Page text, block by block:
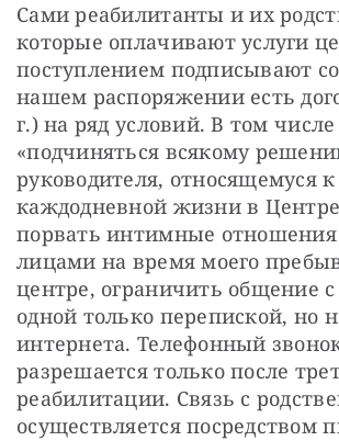
Сами реабилитанты и их
которые оплачивают услуги
поступлением подписывают
нашем распоряжении есть
г.) на ряд условий. В том числе
«подчиняться всякому
руководителя, относящемуся к
каждодневной жизни в
порвать интимные отношения
лицами на время моего
центре, ограничить общение
одной только перепиской, но
интернета. Телефонный
разрешается только после
реабилитации. Связь с
осуществляется посредством